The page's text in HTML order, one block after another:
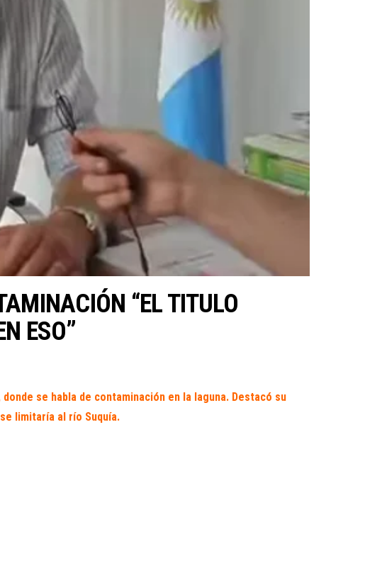
“EL TITULO
ESO”
se habla de contaminación en la laguna. Destacó su
limitaría al río Suquía.